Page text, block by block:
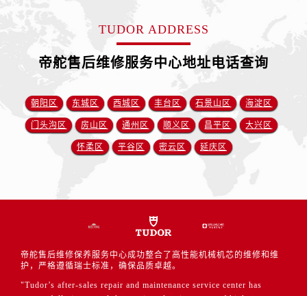
TUDOR ADDRESS
帝舵售后维修服务中心地址电话查询
朝阳区 东城区 西城区 丰台区 石景山区 海淀区
门头沟区 房山区 通州区 顺义区 昌平区 大兴区
怀柔区 平谷区 密云区 延庆区
帝舵售后维修保养服务中心成功整合了高性能机械机芯的维修和维
护，严格遵循瑞士标准，确保品质卓越。
"Tudor’s after-sales repair and maintenance service center has